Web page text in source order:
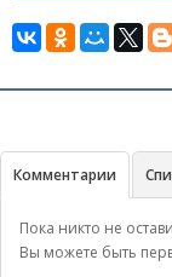
Комментарии
Пока никто не
Вы можете быть